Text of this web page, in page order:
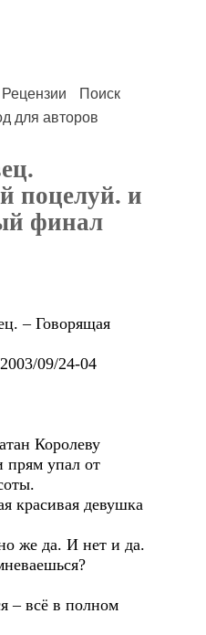
Рецензии
Поиск
для авторов
поцелуй. и
финал
– Говорящая
09/24-04
Королеву
прям упал от
красивая девушка
же да. И нет и да.
– всё в полном